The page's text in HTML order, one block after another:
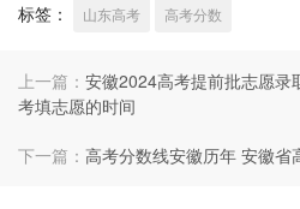
标签： 山东高考 高考分数
上一篇： 安徽2024高考提前批志愿录
考填志愿的时间
下一篇： 高考分数线安徽历年 安徽省